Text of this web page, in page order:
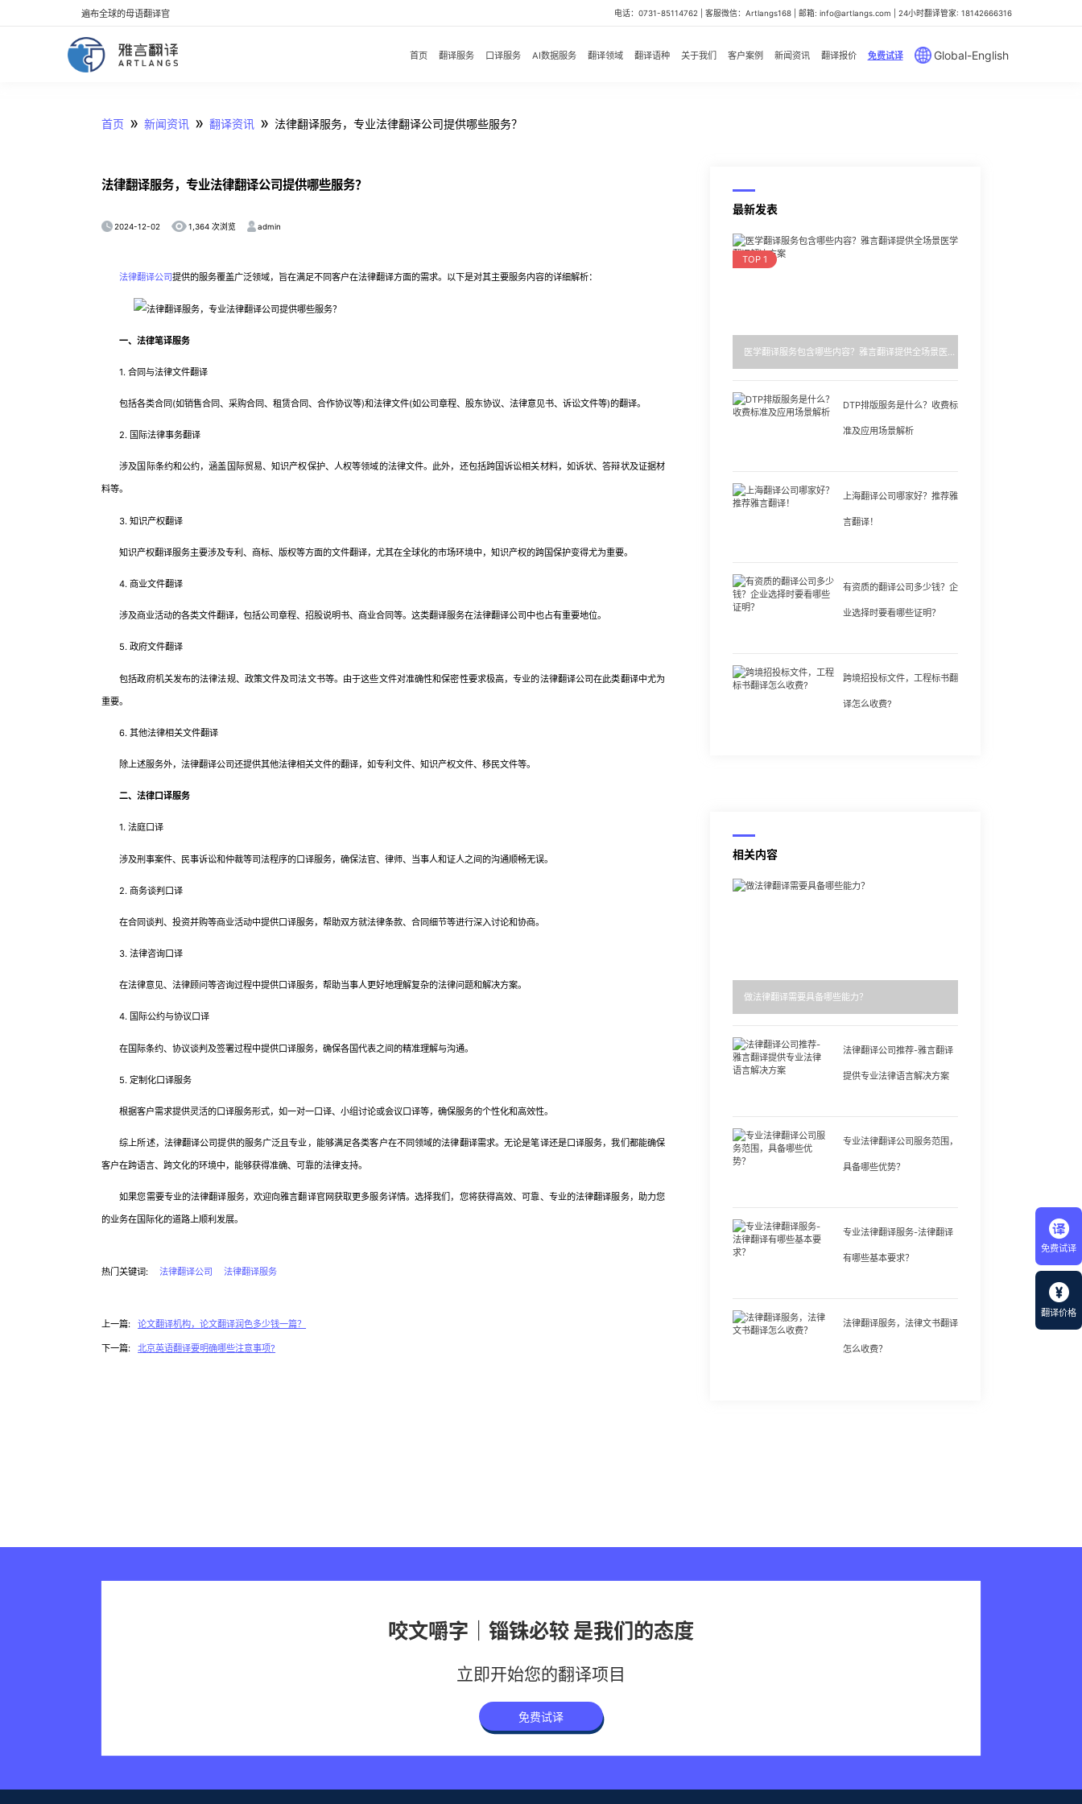
免费试译
翻译价格
遍布全球的母语翻译官 电话：0731-85114762 | 客服微信：Artlangs168 | 邮箱: info@artlangs.com | 24小时翻译管家: 18142666316
首页 翻译服务 口译服务 AI数据服务 翻译领域 翻译语种 关于我们 客户案例 新闻资讯 翻译报价 免费试译 Global-English
首页 » 新闻资讯 » 翻译资讯 » 法律翻译服务，专业法律翻译公司提供哪些服务？
法律翻译服务，专业法律翻译公司提供哪些服务？
2024-12-02 1,364 次浏览 admin
法律翻译公司提供的服务覆盖广泛领域，旨在满足不同客户在法律翻译方面的需求。以下是对其主要服务内容的详细解析：
一、法律笔译服务
1. 合同与法律文件翻译
包括各类合同(如销售合同、采购合同、租赁合同、合作协议等)和法律文件(如公司章程、股东协议、法律意见书、诉讼文件等)的翻译。
2. 国际法律事务翻译
涉及国际条约和公约，涵盖国际贸易、知识产权保护、人权等领域的法律文件。此外，还包括跨国诉讼相关材料，如诉状、答辩状及证据材
料等。
3. 知识产权翻译
知识产权翻译服务主要涉及专利、商标、版权等方面的文件翻译，尤其在全球化的市场环境中，知识产权的跨国保护变得尤为重要。
4. 商业文件翻译
涉及商业活动的各类文件翻译，包括公司章程、招股说明书、商业合同等。这类翻译服务在法律翻译公司中也占有重要地位。
5. 政府文件翻译
包括政府机关发布的法律法规、政策文件及司法文书等。由于这些文件对准确性和保密性要求极高，专业的法律翻译公司在此类翻译中尤为
重要。
6. 其他法律相关文件翻译
除上述服务外，法律翻译公司还提供其他法律相关文件的翻译，如专利文件、知识产权文件、移民文件等。
二、法律口译服务
1. 法庭口译
涉及刑事案件、民事诉讼和仲裁等司法程序的口译服务，确保法官、律师、当事人和证人之间的沟通顺畅无误。
2. 商务谈判口译
在合同谈判、投资并购等商业活动中提供口译服务，帮助双方就法律条款、合同细节等进行深入讨论和协商。
3. 法律咨询口译
在法律意见、法律顾问等咨询过程中提供口译服务，帮助当事人更好地理解复杂的法律问题和解决方案。
4. 国际公约与协议口译
在国际条约、协议谈判及签署过程中提供口译服务，确保各国代表之间的精准理解与沟通。
5. 定制化口译服务
根据客户需求提供灵活的口译服务形式，如一对一口译、小组讨论或会议口译等，确保服务的个性化和高效性。
综上所述，法律翻译公司提供的服务广泛且专业，能够满足各类客户在不同领域的法律翻译需求。无论是笔译还是口译服务，我们都能确保
客户在跨语言、跨文化的环境中，能够获得准确、可靠的法律支持。
如果您需要专业的法律翻译服务，欢迎向雅言翻译官网获取更多服务详情。选择我们，您将获得高效、可靠、专业的法律翻译服务，助力您
的业务在国际化的道路上顺利发展。
热门关键词: 法律翻译公司 法律翻译服务
上一篇: 论文翻译机构，论文翻译润色多少钱一篇？
下一篇: 北京英语翻译要明确哪些注意事项?
最新发表
TOP 1
医学翻译服务包含哪些内容？雅言翻译提供全场景医学翻译解决方案
DTP排版服务是什么？收费标
准及应用场景解析
上海翻译公司哪家好？推荐雅
言翻译！
有资质的翻译公司多少钱？企
业选择时要看哪些证明？
跨境招投标文件，工程标书翻
译怎么收费?
相关内容
做法律翻译需要具备哪些能力？
法律翻译公司推荐-雅言翻译
提供专业法律语言解决方案
专业法律翻译公司服务范围，
具备哪些优势？
专业法律翻译服务-法律翻译
有哪些基本要求？
法律翻译服务，法律文书翻译
怎么收费？
咬文嚼字｜锱铢必较 是我们的态度
立即开始您的翻译项目
免费试译